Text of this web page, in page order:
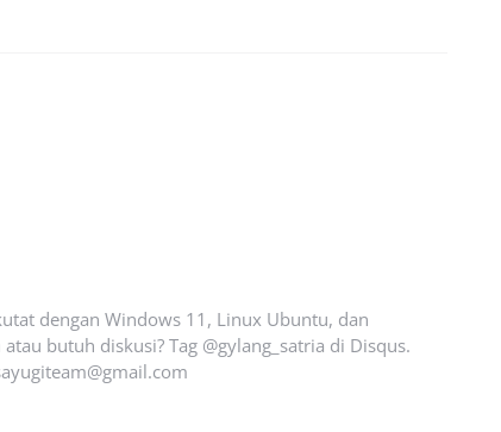
dengan Windows 11, Linux Ubuntu, dan
butuh diskusi? Tag @gylang_satria di Disqus.